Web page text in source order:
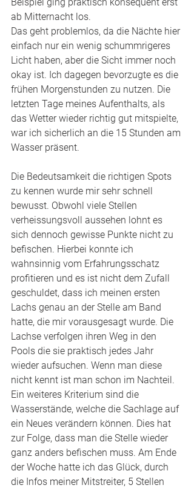
ab Mitternacht los.
Das geht problemlos, da die Nächte hier
einfach nur ein wenig schummrigeres
Licht haben, aber die Sicht immer noch
okay ist. Ich dagegen bevorzugte es die
frühen Morgenstunden zu nutzen. Die
letzten Tage meines Aufenthalts, als
das Wetter wieder richtig gut mitspielte,
war ich sicherlich an die 15 Stunden am
Wasser präsent.
Die Bedeutsamkeit die richtigen Spots
zu kennen wurde mir sehr schnell
bewusst. Obwohl viele Stellen
verheissungsvoll aussehen lohnt es
sich dennoch gewisse Punkte nicht zu
befischen. Hierbei konnte ich
wahnsinnig vom Erfahrungsschatz
profitieren und es ist nicht dem Zufall
geschuldet, dass ich meinen ersten
Lachs genau an der Stelle am Band
hatte, die mir vorausgesagt wurde. Die
Lachse verfolgen ihren Weg in den
Pools die sie praktisch jedes Jahr
wieder aufsuchen. Wenn man diese
nicht kennt ist man schon im Nachteil.
Ein weiteres Kriterium sind die
Wasserstände, welche die Sachlage auf
ein Neues verändern können. Dies hat
zur Folge, dass man die Stelle wieder
ganz anders befischen muss. Am Ende
der Woche hatte ich das Glück, durch
die Infos meiner Mitstreiter, 5 Stellen